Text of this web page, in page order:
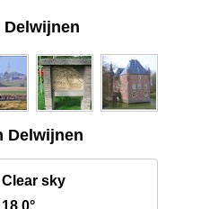
Delwijnen
Clear sky